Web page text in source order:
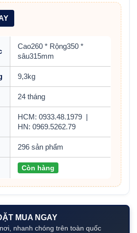
Cao260 * Rộng350 *
sâu315mm
9,3kg
24 tháng
HCM: 0933.48.1979
HN: 0969.5262.79
296 sản phẩm
Còn hàng
MUA NGAY
nhanh chóng trên toàn quốc